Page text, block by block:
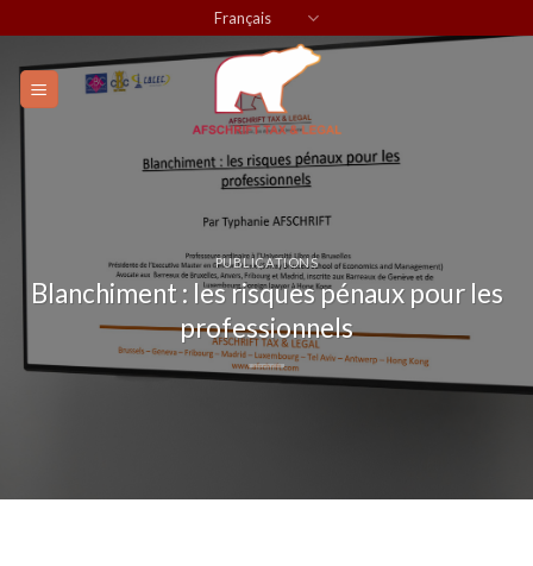
to
content
Français
PUBLICATIONS
Blanchiment : les risques pénaux pour les
professionnels